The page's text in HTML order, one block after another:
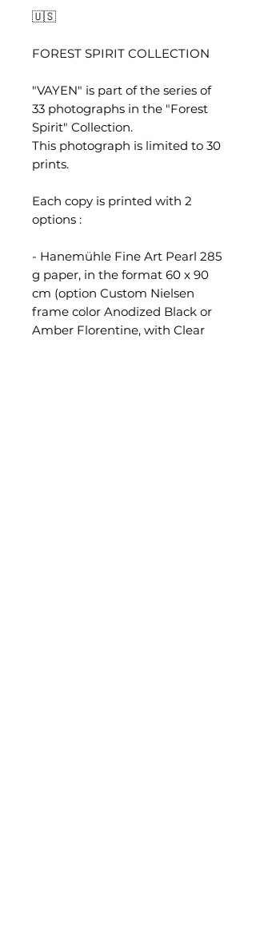
🇺🇸
FOREST SPIRIT COLLECTION
"VAYEN" is part of the series of
33 photographs in the "Forest
Spirit" Collection.
This photograph is limited to 30
prints.
Each copy is printed with 2
options :
- Hanemühle Fine Art Pearl 285
g paper, in the format 60 x 90
cm (option Custom Nielsen
frame color Anodized Black or
Amber Florentine, with Clear